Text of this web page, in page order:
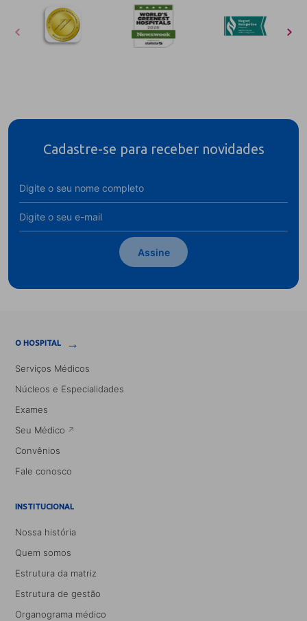
Cadastre-se para receber novidades
Assine
O HOSPITAL →
Serviços Médicos
Núcleos e Especialidades
Exames
Seu Médico
Convênios
Fale conosco
INSTITUCIONAL
Nossa história
Quem somos
Estrutura da matriz
Estrutura de gestão
Organograma médico